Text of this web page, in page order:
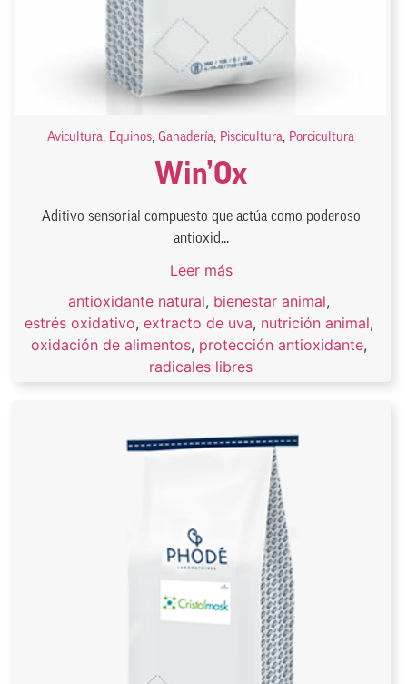
Avicultura, Equinos, Ganadería, Piscicultura, Porcicultura
Win’Ox
Aditivo sensorial compuesto que actúa como poderoso
antioxid...
Leer más
antioxidante natural, bienestar animal,
estrés oxidativo, extracto de uva, nutrición animal,
oxidación de alimentos, protección antioxidante,
radicales libres